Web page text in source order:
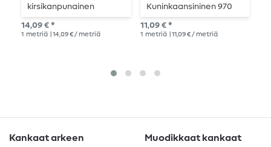
kirsikanpunainen
14,09 € *
1 metriä | 14,09 € / metriä
Kuninkaansininen 970
11,09 € *
1 metriä | 11,09 € / metriä
Kankaat arkeen
Muodikkaat kankaat